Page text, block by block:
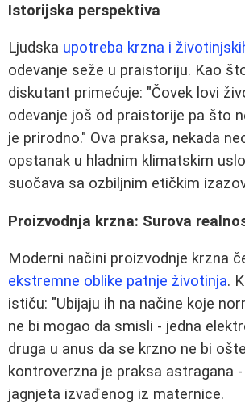
Istorijska perspektiva
Ljudska upotreba krzna i
odevanje seže u praistoriju. Kao
diskutant primećuje: "Čovek lovi
odevanje još od praistorije pa što
je prirodno." Ova praksa, nekada
opstanak u hladnim klimatskim
suočava sa ozbiljnim etičkim
Proizvodnja krzna: Surova
Moderni načini proizvodnje krzna
ekstremne oblike patnje životinja.
ističu: "Ubijaju ih na načine koje
ne bi mogao da smisli - jedna
druga u anus da se krzno ne bi
kontroverzna je praksa astragana
jagnjeta izvađenog iz maternice.